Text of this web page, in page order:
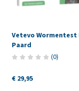
Vetevo Wormentest
Paard
(0)
€ 29,95